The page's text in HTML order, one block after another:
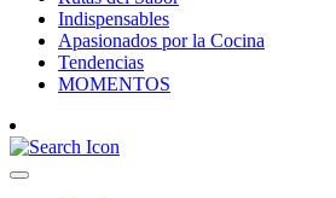
Indispensables
Apasionados por la Cocina
Tendencias
MOMENTOS